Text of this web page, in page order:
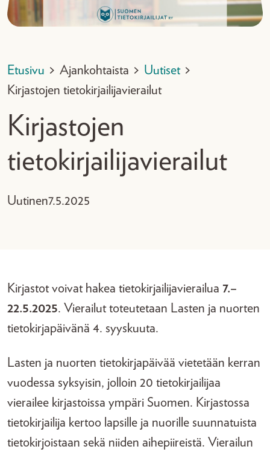
Etusivu > Ajankohtaista > Uutiset >
Kirjastojen tietokirjailijavierailut
Kirjastojen
tietokirjailijavierailut
Uutinen7.5.2025
Kirjastot voivat hakea tietokirjailijavierailua 7.–
22.5.2025. Vierailut toteutetaan Lasten ja nuorten
tietokirjapäivänä 4. syyskuuta.
Lasten ja nuorten tietokirjapäivää vietetään kerran
vuodessa syksyisin, jolloin 20 tietokirjailijaa
vierailee kirjastoissa ympäri Suomen. Kirjastossa
tietokirjailija kertoo lapsille ja nuorille suunnatuista
tietokirjoistaan sekä niiden aihepiireistä. Vierailun